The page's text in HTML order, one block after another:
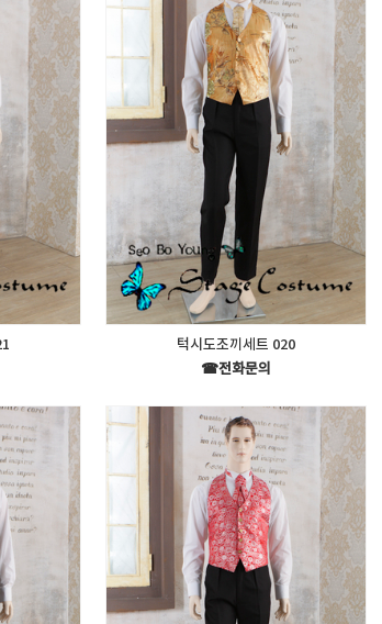
턱시도조끼세트 020
☎전화문의